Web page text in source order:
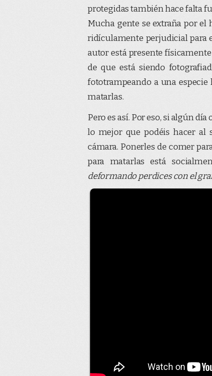
protegidas también hace falta
Mucha gente se extraña por
ridículamente perjudicial para
autor está presente
de que está siendo
fototrampeando a una especie
matarlas.
Pero es así. Por eso, si algún
lo mejor que podéis hacer al
cámara. Ponerles de comer
para matarlas está
deformando perdices con el